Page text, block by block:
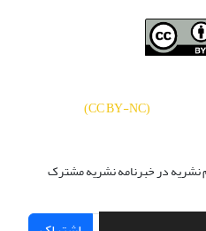
(
CC BY-NC
)
نشریه در خبرنامه نشریه مشترک